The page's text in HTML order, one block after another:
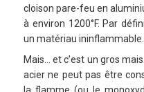
cloison pare-feu en
à environ 1200°F. Par
un matériau ininflammable.
Mais… et c’est un gros
acier ne peut pas être